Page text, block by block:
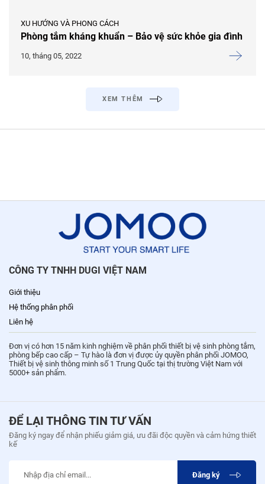
XU HƯỚNG VÀ PHONG CÁCH
Phòng tắm kháng khuẩn – Bảo vệ sức khỏe gia đình
10, tháng 05, 2022
XEM THÊM
CÔNG TY TNHH DUGI VIỆT NAM
Giới thiệu
Hệ thống phân phối
Liên hệ
Đơn vị có hơn 15 năm kinh nghiệm về phân phối thiết bị vệ sinh phòng tắm,
phòng bếp cao cấp – Tự hào là đơn vị được ủy quyền phân phối JOMOO,
Thiết bị vệ sinh thông minh số 1 Trung Quốc tại thị trường Việt Nam với
5000+ sản phẩm.
ĐỂ LẠI THÔNG TIN TƯ VẤN
Đăng ký ngay để nhận phiếu giảm giá, ưu đãi độc quyền và cảm hứng thiết
kế
Đăng ký